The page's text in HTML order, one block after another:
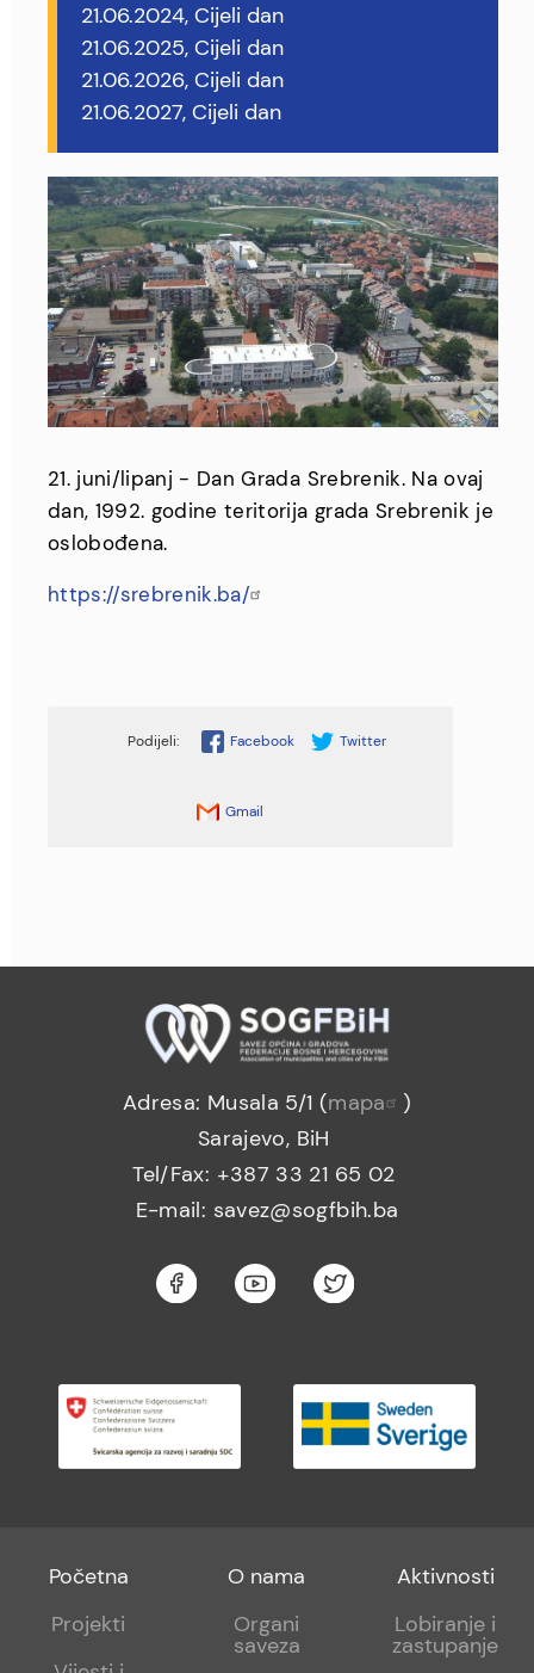
21.06.2024, Cijeli dan
21.06.2025, Cijeli dan
21.06.2026, Cijeli dan
21.06.2027, Cijeli dan
21. juni/lipanj - Dan Grada Srebrenik. Na ovaj
dan, 1992. godine teritorija grada Srebrenik je
oslobođena.
https://srebrenik.ba/
Facebook Twitter
Gmail
Adresa: Musala 5/1 (mapa
)
Sarajevo, BiH
Tel/Fax: +387 33 21 65 02
E-mail: savez@sogfbih.ba
Footer
menu
Početna
Projekti
Footer
sub
O nama
Organi
saveza
Footer
sub
Aktivnosti
Lobiranje i
zastupanje